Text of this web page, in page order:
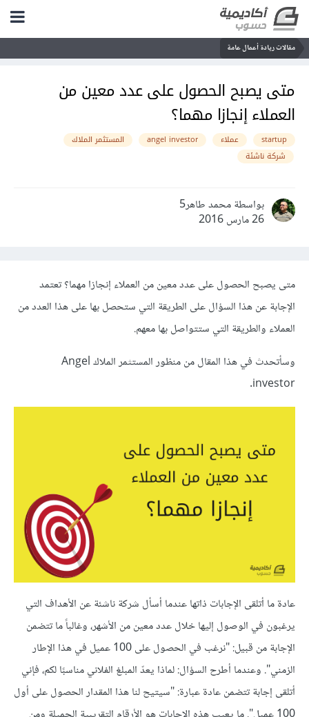
مقالات ريادة أعمال عامة
متى يصبح الحصول على عدد معين من
العملاء إنجازا مهما؟
startup عملاء angel investor
المستثمر الملاك
شركة ناشئة
بواسطة محمد طاهر5
26 مارس 2016
متى يصبح الحصول على عدد معين من العملاء إنجازا مهما؟ تعتمد
الإجابة عن هذا السؤال على الطريقة التي ستحصل بها على هذا العدد من
العملاء والطريقة التي ستتواصل بها معهم.
وسأتحدث في هذا المقال من منظور المستثمر الملاك Angel
investor.
عادة ما أتلقى الإجابات ذاتها عندما أسأل شركة ناشئة عن الأهداف التي
يرغبون في الوصول إليها خلال عدد معين من الأشهر، وغالباً ما تتضمن
الإجابة من قبيل: "نرغب في الحصول على 100 عميل في هذا الإطار
الزمني". وعندما أطرح السؤال: لماذا يعدّ المبلغ الفلاني مناسبًا لكم، فإني
أتلقى إجابة تتضمن عادة عبارة: "سيتيح لنا هذا المقدار الحصول على أول